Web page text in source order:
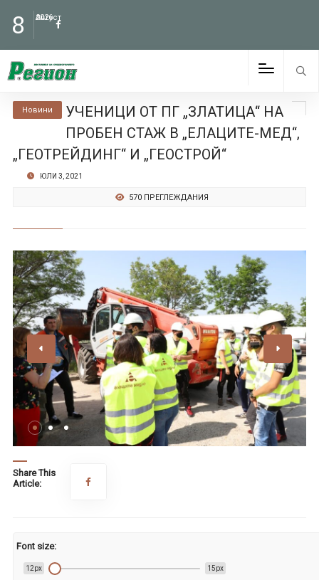
8 Август
2026
Новини
УЧЕНИЦИ ОТ ПГ „ЗЛАТИЦА“ НА
ПРОБЕН СТАЖ В „ЕЛАЦИТЕ-МЕД“,
„ГЕОТРЕЙДИНГ“ И „ГЕОСТРОЙ“
ЮЛИ 3, 2021
570 ПРЕГЛЕЖДАНИЯ
Share This
Article:
Font size:
12px 15px